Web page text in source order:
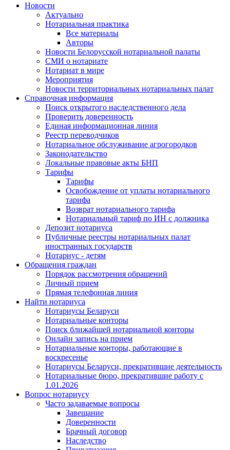
Новости
Актуально
Нотариальная практика
Все материалы
Авторы
Новости Белорусской нотариальной палаты
СМИ о нотариате
Нотариат в мире
Мероприятия
Новости территориальных нотариальных палат
Справочная информация
Поиск открытого наследственного дела
Проверить доверенность
Единая информационная линия
Реестр переводчиков
Нотариальное обслуживание агрогородков
Законодательство
Локальные правовые акты БНП
Тарифы
Тарифы
Освобождение от уплаты нотариального
тарифа
Возврат нотариального тарифа
Нотариальный тариф по ИН с должника
Депозит нотариуса
Публичные реестры нотариальных палат
иностранных государств
Нотариус - детям
Обращения граждан
Порядок рассмотрения обращений
Личный прием
Прямая телефонная линия
Найти нотариуса
Нотариусы Беларуси
Нотариальные конторы
Поиск ближайшей нотариальной конторы
Онлайн запись на прием
Нотариальные конторы, работающие в
воскресенье
Нотариусы Беларуси, прекратившие деятельность
Нотариальные бюро, прекратившие работу с
1.01.2026
Вопрос нотариусу
Часто задаваемые вопросы
Завещание
Доверенности
Брачный договор
Наследство